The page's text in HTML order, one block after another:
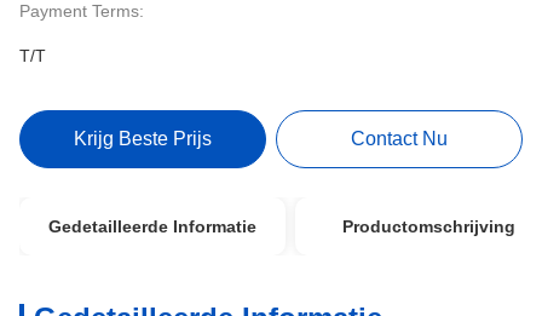
Payment Terms:
T/T
Krijg Beste Prijs Contact Nu
Gedetailleerde Informatie Productomschrijving